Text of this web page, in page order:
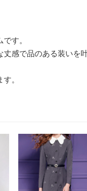
す。
感で品のある装いを
。